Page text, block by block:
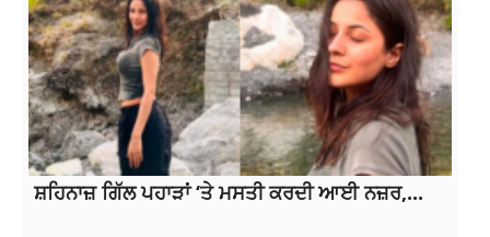
ਸ਼ਹਿਨਾਜ਼ ਗਿੱਲ ਪਹਾੜਾਂ ‘ਤੇ ਮਸਤੀ ਕਰਦੀ ਆਈ ਨਜ਼ਰ,...